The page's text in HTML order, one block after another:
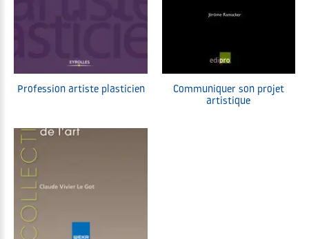
Profession artiste plasticien
Communiquer son projet
artistique